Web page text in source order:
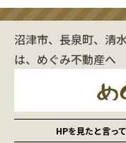
沼津市、長泉町、清
は、めぐみ不動産へ
HPを見たと言っ